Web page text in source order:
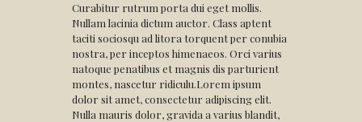
Curabitur rutrum porta dui eget mollis.
Nullam lacinia dictum auctor. Class aptent
taciti sociosqu ad litora torquent per conubia
nostra, per inceptos himenaeos. Orci varius
natoque penatibus et magnis dis parturient
montes, nascetur ridiculu.Lorem ipsum
dolor sit amet, consectetur adipiscing elit.
Nulla mauris dolor, gravida a varius blandit,